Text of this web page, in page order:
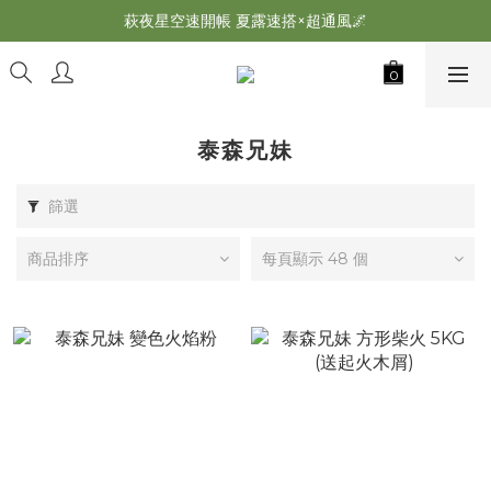
萩遊之魂 2025聯名五單位折疊桌轟動發表⚡️
萩夜星空速開帳 夏露速搭×超通風🌌
泰森兄妹
篩選
商品排序 每頁顯示 48 個